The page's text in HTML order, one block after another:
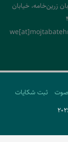
زرین‌خامه، خیابان
صوت
ثبت شکایات